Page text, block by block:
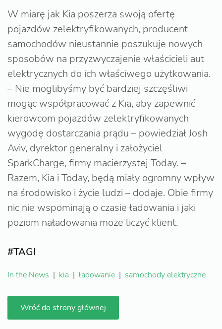
W miarę jak Kia poszerza swoją ofertę
pojazdów zelektryfikowanych, producent
samochodów nieustannie poszukuje nowych
sposobów na przyzwyczajenie właścicieli aut
elektrycznych do ich właściwego użytkowania.
– Nie moglibyśmy być bardziej szczęśliwi
mogąc współpracować z Kia, aby zapewnić
kierowcom pojazdów zelektryfikowanych
wygodę dostarczania prądu – powiedział Josh
Aviv, dyrektor generalny i założyciel
SparkCharge, firmy macierzystej Today. –
Razem, Kia i Today, będą miały ogromny wpływ
na środowisko i życie ludzi – dodaje. Obie firmy
nic nie wspominają o czasie ładowania i jaki
poziom naładowania może liczyć klient.
#TAGI
In the News | kia | ładowanie | samochody elektryczne
Wróć do strony głównej